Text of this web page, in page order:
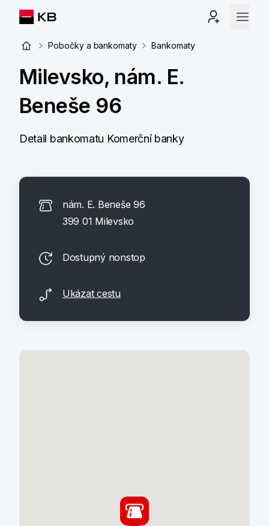
Pobočky a bankomaty Bankomaty
Milevsko, nám. E.
Beneše 96
Detail bankomatu Komerční banky
nám. E. Beneše 96
399 01 Milevsko
Dostupný nonstop
Ukázat cestu